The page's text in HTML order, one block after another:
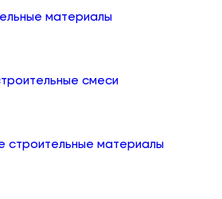
материалы
смеси
строительные материалы